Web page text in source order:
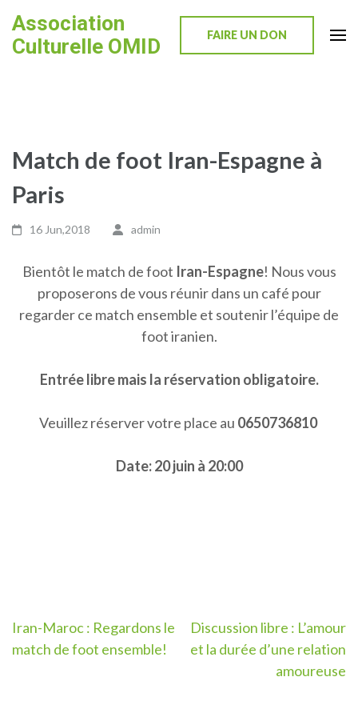
to
content
Association
Culturelle OMID
FAIRE UN DON
Match de foot Iran-Espagne à
Paris
16 Jun,2018 admin
Bientôt le match de foot Iran-Espagne! Nous vous
proposerons de vous réunir dans un café pour
regarder ce match ensemble et soutenir l’équipe de
foot iranien.
Entrée libre mais la réservation obligatoire.
Veuillez réserver votre place au 0650736810
Date: 20 juin à 20:00
Post
navigation
Iran-Maroc : Regardons le
match de foot ensemble!
Discussion libre : L’amour
et la durée d’une relation
amoureuse